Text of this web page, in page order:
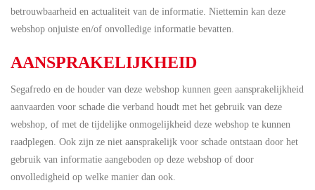
betrouwbaarheid en actualiteit van de informatie. Niettemin kan deze
webshop onjuiste en/of onvolledige informatie bevatten.
AANSPRAKELIJKHEID
Segafredo en de houder van deze webshop kunnen geen aansprakelijkheid
aanvaarden voor schade die verband houdt met het gebruik van deze
webshop, of met de tijdelijke onmogelijkheid deze webshop te kunnen
raadplegen. Ook zijn ze niet aansprakelijk voor schade ontstaan door het
gebruik van informatie aangeboden op deze webshop of door
onvolledigheid op welke manier dan ook.